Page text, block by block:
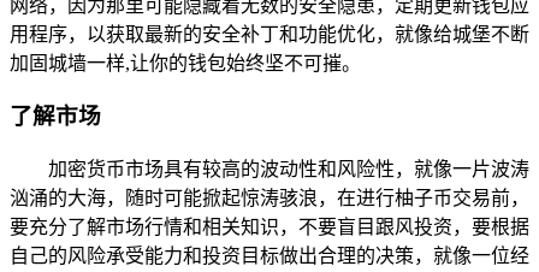
网络，因为那里可能隐藏着无数的安全隐患，定期更新钱包应
用程序，以获取最新的安全补丁和功能优化，就像给城堡不断
加固城墙一样,让你的钱包始终坚不可摧。
了解市场
加密货币市场具有较高的波动性和风险性，就像一片波涛
汹涌的大海，随时可能掀起惊涛骇浪，在进行柚子币交易前，
要充分了解市场行情和相关知识，不要盲目跟风投资，要根据
自己的风险承受能力和投资目标做出合理的决策，就像一位经